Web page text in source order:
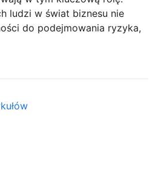
ludzi w świat biznesu nie
do podejmowania ryzyka,